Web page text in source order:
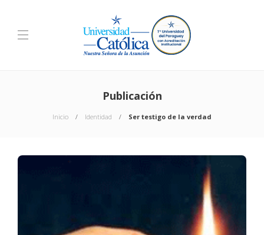
Publicación
Inicio Identidad Ser testigo de la verdad